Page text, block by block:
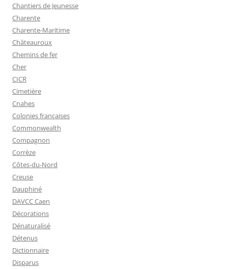
Chantiers de Jeunesse
Charente
Charente-Maritime
Châteauroux
Chemins de fer
Cher
CICR
Cimetière
Cnahes
Colonies françaises
Commonwealth
Compagnon
Corrèze
Côtes-du-Nord
Creuse
Dauphiné
DAVCC Caen
Décorations
Dénaturalisé
Détenus
Dictionnaire
Disparus